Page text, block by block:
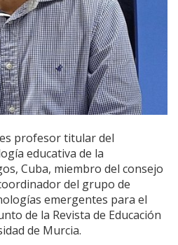
profesor titular del
educativa de la
Cuba, miembro del consejo
del grupo de
emergentes para el
de la Revista de Educación
de Murcia.